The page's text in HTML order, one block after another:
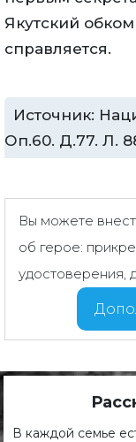
Якутский
справляется.
Источник:
Оп.60. Д.77. Л.
Вы можете
об герое:
удостоверения,
В каждой семье